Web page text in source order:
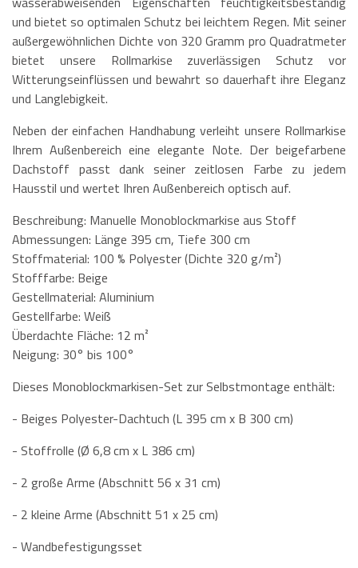
und bietet so optimalen Schutz bei leichtem Regen. Mit seiner
außergewöhnlichen Dichte von 320 Gramm pro Quadratmeter
bietet unsere Rollmarkise zuverlässigen Schutz vor
Witterungseinflüssen und bewahrt so dauerhaft ihre Eleganz
und Langlebigkeit.
Neben der einfachen Handhabung verleiht unsere Rollmarkise
Ihrem Außenbereich eine elegante Note. Der beigefarbene
Dachstoff passt dank seiner zeitlosen Farbe zu jedem
Hausstil und wertet Ihren Außenbereich optisch auf.
Beschreibung: Manuelle Monoblockmarkise aus Stoff
Abmessungen: Länge 395 cm, Tiefe 300 cm
Stoffmaterial: 100 % Polyester (Dichte 320 g/m²)
Stofffarbe: Beige
Gestellmaterial: Aluminium
Gestellfarbe: Weiß
Überdachte Fläche: 12 m²
Neigung: 30° bis 100°
Dieses Monoblockmarkisen-Set zur Selbstmontage enthält:
- Beiges Polyester-Dachtuch (L 395 cm x B 300 cm)
- Stoffrolle (Ø 6,8 cm x L 386 cm)
- 2 große Arme (Abschnitt 56 x 31 cm)
- 2 kleine Arme (Abschnitt 51 x 25 cm)
- Wandbefestigungsset